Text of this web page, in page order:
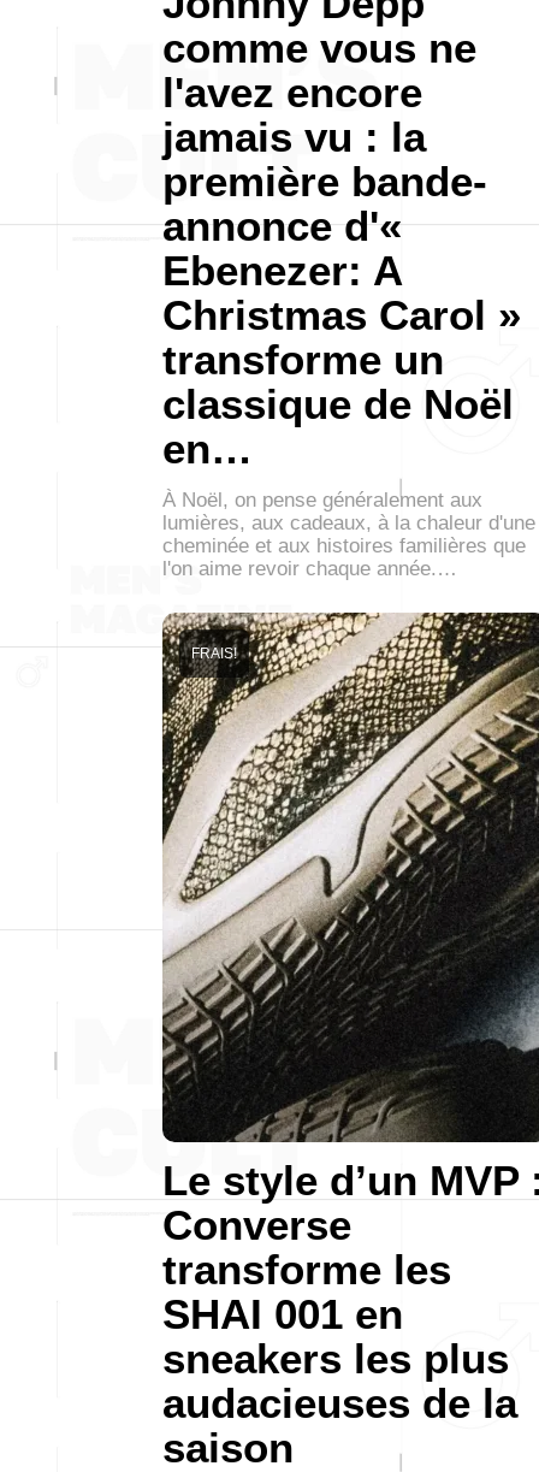
comme vous ne
l'avez encore
jamais vu : la
première bande-
annonce d'«
Ebenezer: A
Christmas Carol »
transforme un
classique de Noël
en…
À Noël, on pense généralement aux
lumières, aux cadeaux, à la chaleur d'une
cheminée et aux histoires familières que
l'on aime revoir chaque année.…
Le style d’un MVP
Converse
transforme les
SHAI 001 en
sneakers les plus
audacieuses de la
saison
FRAIS!